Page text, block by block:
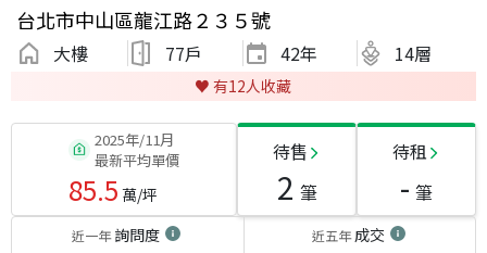
台北市中山區龍江路２３５號
大樓 77戶 42年 14層
♥️ 有12人收藏
2025年/11月
最新平均單價
85.5 萬/坪
待售
2 筆
待租
- 筆
近一年詢問度 近五年成交